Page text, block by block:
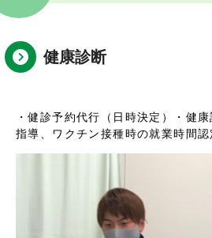
健康診断
・健診予約代行（日時決定）
・健
指導、ワクチン接種時の就業時間認